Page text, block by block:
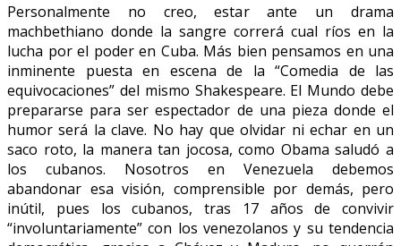
Personalmente no creo, estar ante un drama
machbethiano donde la sangre correrá cual ríos en la
lucha por el poder en Cuba. Más bien pensamos en una
inminente puesta en escena de la “Comedia de las
equivocaciones” del mismo Shakespeare. El Mundo debe
prepararse para ser espectador de una pieza donde el
humor será la clave. No hay que olvidar ni echar en un
saco roto, la manera tan jocosa, como Obama saludó a
los cubanos. Nosotros en Venezuela debemos
abandonar esa visión, comprensible por demás, pero
inútil, pues los cubanos, tras 17 años de convivir
“involuntariamente” con los venezolanos y su tendencia